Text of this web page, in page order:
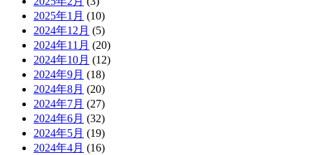
2025年1月 (10)
2024年12月 (5)
2024年11月 (20)
2024年10月 (12)
2024年9月 (18)
2024年8月 (20)
2024年7月 (27)
2024年6月 (32)
2024年5月 (19)
2024年4月 (16)